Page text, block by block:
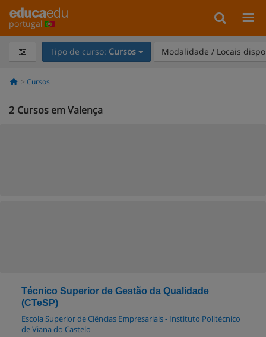
portugal
Tipo de curso: Cursos Modalidade / Locais
Cursos
2 Cursos em Valença
Técnico Superior de Gestão da Qualidade
(CTeSP)
Escola Superior de Ciências Empresariais - Instituto Politécnico
de Viana do Castelo